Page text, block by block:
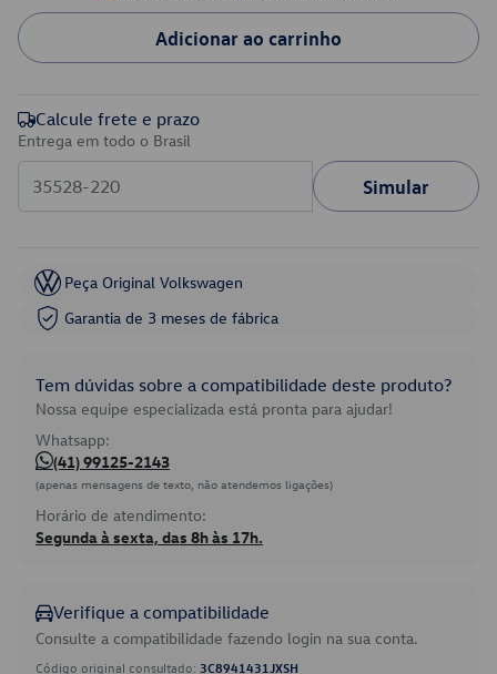
Adicionar ao carrinho
Calcule frete e prazo
Entrega em todo o Brasil
Simular
Peça Original Volkswagen
Garantia de 3 meses de fábrica
Tem dúvidas sobre a compatibilidade deste produto?
Nossa equipe especializada está pronta para ajudar!
Whatsapp:
(41) 99125-2143
(apenas mensagens de texto, não atendemos ligações)
Horário de atendimento:
Segunda à sexta, das 8h às 17h.
Verifique a compatibilidade
Consulte a compatibilidade fazendo login na sua conta.
Código original consultado: 3C8941431JXSH